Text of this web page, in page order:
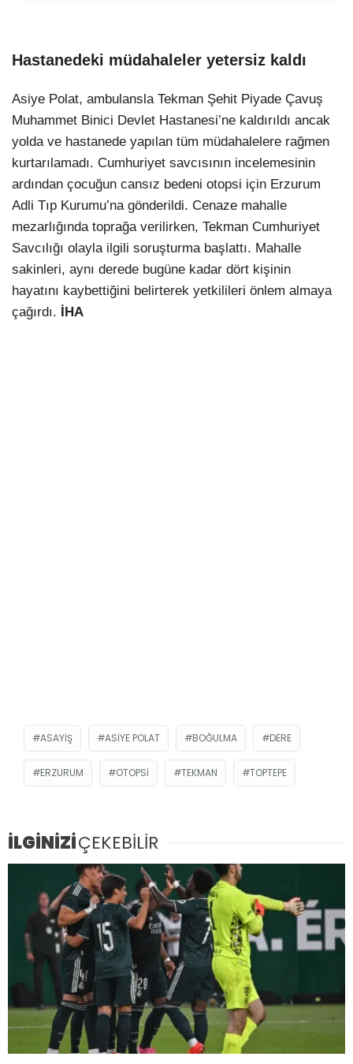
Hastanedeki müdahaleler yetersiz kaldı
Asiye Polat, ambulansla Tekman Şehit Piyade Çavuş
Muhammet Binici Devlet Hastanesi’ne kaldırıldı ancak
yolda ve hastanede yapılan tüm müdahalelere rağmen
kurtarılamadı. Cumhuriyet savcısının incelemesinin
ardından çocuğun cansız bedeni otopsi için Erzurum
Adli Tıp Kurumu’na gönderildi. Cenaze mahalle
mezarlığında toprağa verilirken, Tekman Cumhuriyet
Savcılığı olayla ilgili soruşturma başlattı. Mahalle
sakinleri, aynı derede bugüne kadar dört kişinin
hayatını kaybettiğini belirterek yetkilileri önlem almaya
çağırdı. İHA
ASAYIŞ ASIYE POLAT BOĞULMA DERE
ERZURUM OTOPSI TEKMAN TOPTEPE
İLGİNİZİÇEKEBİLİR